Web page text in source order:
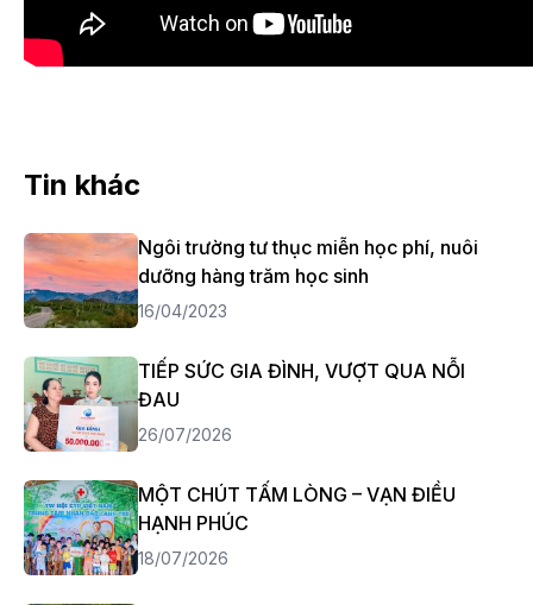
Tin khác
Ngôi trường tư thục miễn học phí, nuôi
dưỡng hàng trăm học sinh
16/04/2023
TIẾP SỨC GIA ĐÌNH, VƯỢT QUA NỖI
ĐAU
26/07/2026
MỘT CHÚT TẤM LÒNG – VẠN ĐIỀU
HẠNH PHÚC
18/07/2026